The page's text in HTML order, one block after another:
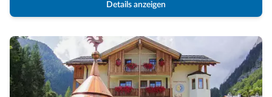
Details anzeigen